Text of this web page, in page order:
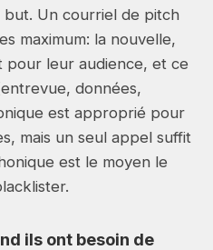
Un courriel de pitch
maximum: la nouvelle,
leur audience, et ce
données,
est approprié pour
mais un seul appel suffit
est le moyen le
ils ont besoin de